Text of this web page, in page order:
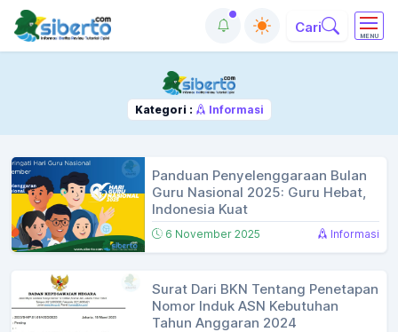
Cari MENU
Kategori : Informasi
Panduan Penyelenggaraan Bulan
Guru Nasional 2025: Guru Hebat,
Indonesia Kuat
6 November 2025 Informasi
Surat Dari BKN Tentang Penetapan
Nomor Induk ASN Kebutuhan
Tahun Anggaran 2024